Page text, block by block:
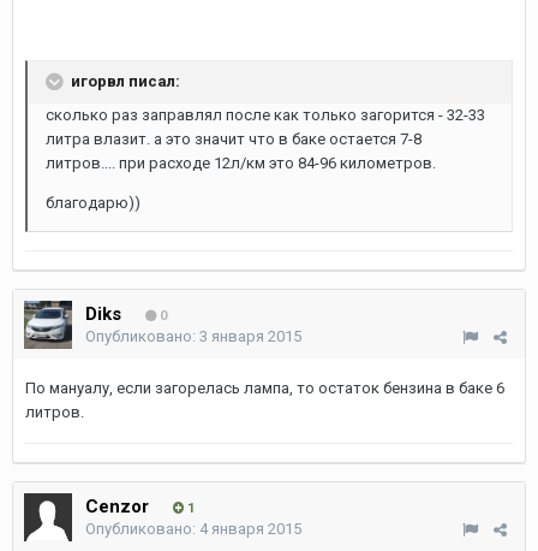
игорвл писал:
сколько раз заправлял после как только загорится - 32-33
литра влазит. а это значит что в баке остается 7-8
литров.... при расходе 12л/км это 84-96 километров.
благодарю))
Diks 0
Опубликовано: 3 января 2015
По мануалу, если загорелась лампа, то остаток бензина в баке 6
литров.
Cenzor 1
Опубликовано: 4 января 2015